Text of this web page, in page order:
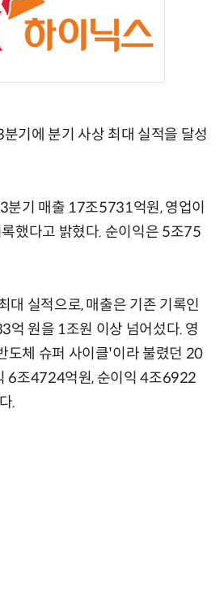
기에 분기 사상 최대 실적을 달성
분기 매출 17조5731억원, 영업이
했다고 밝혔다. 순이익은 5조75
대 실적으로, 매출은 기존 기록인
원을 1조원 이상 넘어섰다. 영
도체 슈퍼 사이클'이라 불렸던 20
6조4724억원, 순이익 4조6922
.